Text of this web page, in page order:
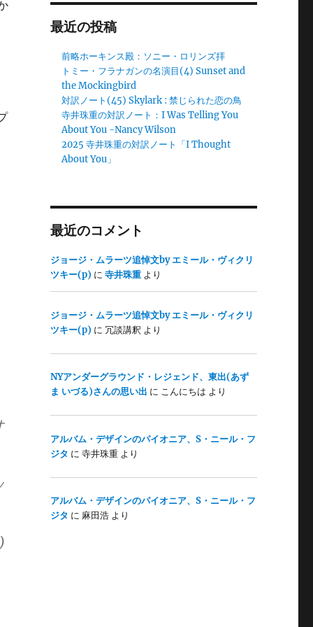
最近の投稿
前略ホーキンス殿：ソニー・ロリンズ拝
トミー・フラナガンの名演目(4) Sunset and
the Mockingbird
対訳ノート(45) Skylark : 禁じられた恋の鳥
寺井珠重の対訳ノート：I Was Telling You
About You -Nancy Wilson
2025 寺井珠重の対訳ノート「I Thought
About You」
最近のコメント
ジョージ・ムラーツ追悼文by エミール・ヴィクリ
ツキー(p) に 寺井珠重より
ジョージ・ムラーツ追悼文by エミール・ヴィクリ
ツキー(p) に 冗談講釈 より
NYアンダーグラウンド・レジェンド、東出(あず
ま いづる)さんの思い出 に こんにちは より
アルバム・デザインのパイオニア、S・ニール・フ
ジタ に 寺井珠重より
アルバム・デザインのパイオニア、S・ニール・フ
ジタ に 麻田浩より